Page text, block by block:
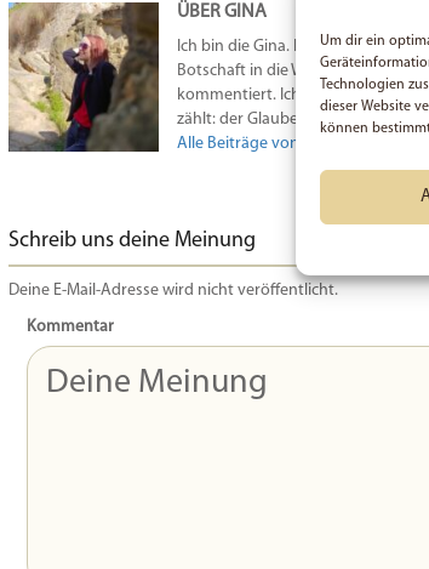
Um dir ein
Technologien
dieser Website
können
ÜBER GINA
Ich bin die Gina. Ich arbeite
Botschaft in die Welt zu tragen
kommentiert. Ich möchte vielen
zählt: der Glaube an Gott :)
Alle Beiträge von Gina
Schreib uns deine Meinung
Deine E-Mail-Adresse wird nicht veröffentlicht.
Kommentar